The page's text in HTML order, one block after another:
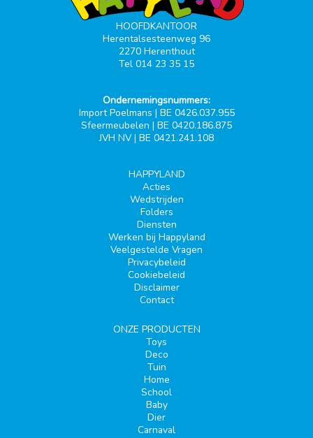
HOOFDKANTOOR
Herentalsesteenweg 96
2270 Herenthout
Tel 014 23 35 15
Ondernemingsnummers:
Import Poelmans | BE 0426.037.955
Sfeermeubelen | BE 0420.186.875
JVH NV | BE 0421.241.108
HAPPYLAND
Acties
Wedstrijden
Folders
Diensten
Werken bij Happyland
Veelgestelde Vragen
Privacybeleid
Cookiebeleid
Disclaimer
Contact
ONZE PRODUCTEN
Toys
Deco
Tuin
Home
School
Baby
Dier
Carnaval